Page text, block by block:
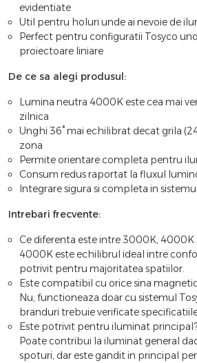
evidentiate
Util pentru holuri unde ai nevoie de
Perfect pentru configuratii Tosyco
proiectoare liniare
De ce sa alegi produsul:
Lumina neutra 4000K este cea mai
zilnica
Unghi 36° mai echilibrat decat grila
zona
Permite orientare completa pentru
Consum redus raportat la fluxul
Integrare sigura si completa in
Intrebari frecvente:
Ce diferenta este intre 3000K, 4000K
4000K este echilibrul ideal intre
potrivit pentru majoritatea spatiilor.
Este compatibil cu orice sina
Nu, functioneaza doar cu sistemul
branduri trebuie verificate
Este potrivit pentru iluminat principal?
Poate contribui la iluminat general
spoturi, dar este gandit in principal